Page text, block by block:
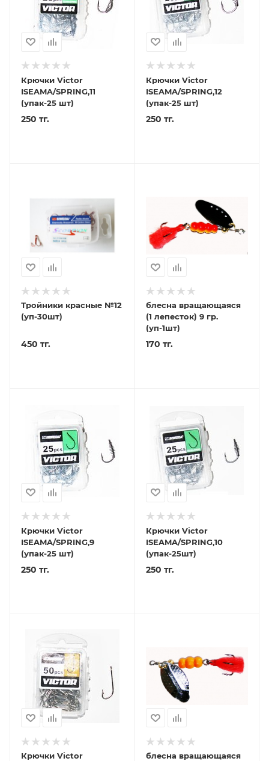
Крючки Victor
ISEAMA/SPRING,11
(упак-25 шт)
250 тг.
Крючки Victor
ISEAMA/SPRING,12
(упак-25 шт)
250 тг.
Тройники красные №12
(уп-30шт)
450 тг.
блесна вращающаяся
(1 лепесток) 9 гр.
(уп-1шт)
170 тг.
Крючки Victor
ISEAMA/SPRING,9
(упак-25 шт)
250 тг.
Крючки Victor
ISEAMA/SPRING,10
(упак-25шт)
250 тг.
Крючки Victor блесна вращающаяся